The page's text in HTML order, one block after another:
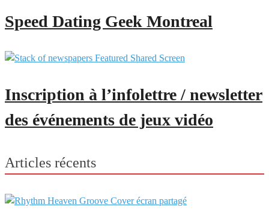
Speed Dating Geek Montreal
Inscription à l’infolettre / newsletter
des événements de jeux vidéo
Articles récents